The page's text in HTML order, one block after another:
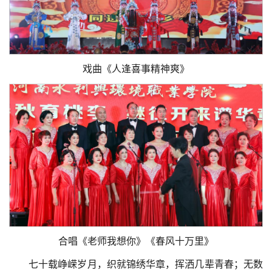
戏曲《人逢喜事精神爽》
合唱《老师我想你》《春风十万里》
七十载峥嵘岁月，织就锦绣华章，挥洒几辈青春；无数